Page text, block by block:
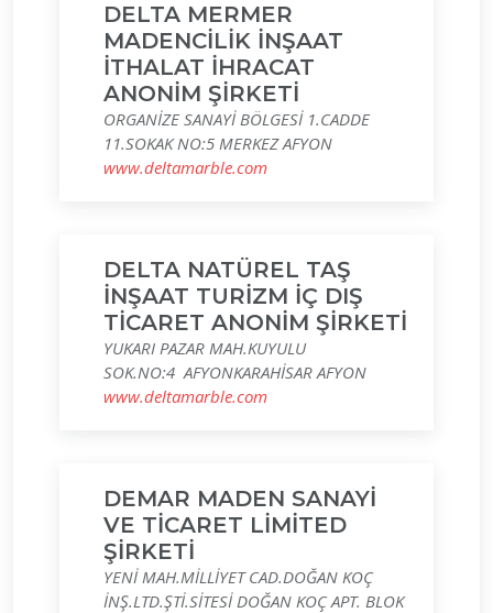
DELTA MERMER
MADENCİLİK İNŞAAT
İTHALAT İHRACAT
ANONİM ŞİRKETİ
ORGANİZE SANAYİ BÖLGESİ 1.CADDE
11.SOKAK NO:5 MERKEZ AFYON
www.deltamarble.com
DELTA NATÜREL TAŞ
İNŞAAT TURİZM İÇ DIŞ
TİCARET ANONİM ŞİRKETİ
YUKARI PAZAR MAH.KUYULU
SOK.NO:4 AFYONKARAHİSAR AFYON
www.deltamarble.com
DEMAR MADEN SANAYİ
VE TİCARET LİMİTED
ŞİRKETİ
YENİ MAH.MİLLİYET CAD.DOĞAN KOÇ
İNŞ.LTD.ŞTİ.SİTESİ DOĞAN KOÇ APT. BLOK